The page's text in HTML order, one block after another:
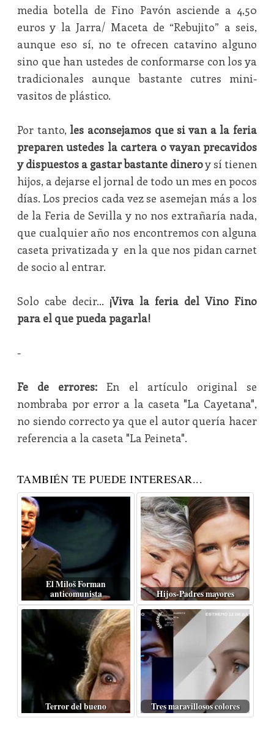
media botella de Fino Pavón asciende a 4,50
euros y la Jarra/ Maceta de “Rebujito” a seis,
aunque eso sí, no te ofrecen catavino alguno
sino que han ustedes de conformarse con los ya
tradicionales aunque bastante cutres mini-
vasitos de plástico.
Por tanto, les aconsejamos que si van a la feria
preparen ustedes la cartera o vayan precavidos
y dispuestos a gastar bastante dineroy sí tienen
hijos, a dejarse el jornal de todo un mes en pocos
días. Los precios cada vez se asemejan más a los
de la Feria de Sevilla y no nos extrañaría nada,
que cualquier año nos encontremos con alguna
caseta privatizada y en la que nos pidan carnet
de socio al entrar.
Solo cabe decir… ¡Viva la feria del Vino Fino
para el que pueda pagarla!
-
Fe de errores: En el artículo original se
nombraba por error a la caseta "La Cayetana",
no siendo correcto ya que el autor quería hacer
referencia a la caseta "La Peineta".
TAMBIÉN TE PUEDE INTERESAR...
El Miloš Forman
anticomunista
Hijos-Padres mayores
Terror del bueno Tres maravillosos colores